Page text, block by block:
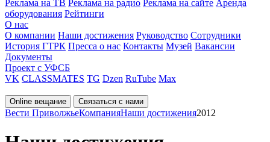
Реклама на ТВ Реклама на радио Реклама на сайте Аренда
оборудования Рейтинги
О нас
О компании Наши достижения Руководство Сотрудники
История ГТРК Пресса о нас Контакты Музей Вакансии
Документы
Проект с УФСБ
VK CLASSMATES TG Dzen RuTube Max
Online вещание Связаться с нами
Вести ПриволжьеКомпанияНаши достижения2012